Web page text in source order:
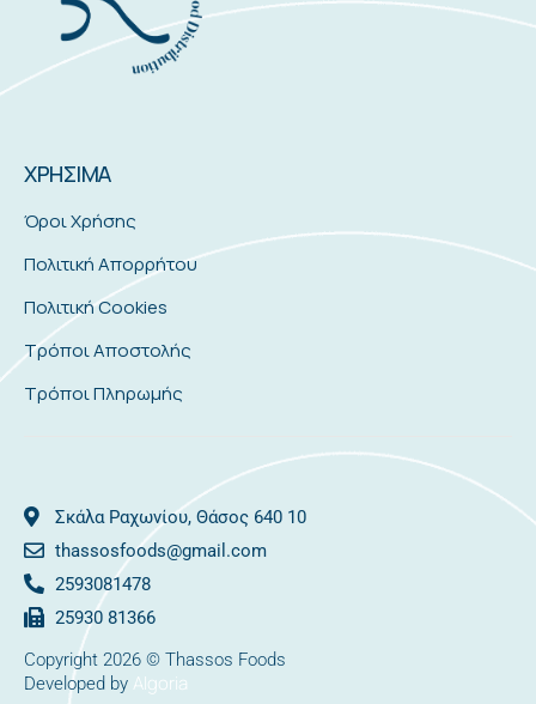
ΧΡΗΣΙΜΑ
Όροι Χρήσης
Πολιτική Απορρήτου
Πολιτική Cookies
Τρόποι Αποστολής
Τρόποι Πληρωμής
Σκάλα Ραχωνίου, Θάσος 640 10
thassosfoods@gmail.com
2593081478
25930 81366
Copyright 2026 © Thassos Foods
Developed by Algoria